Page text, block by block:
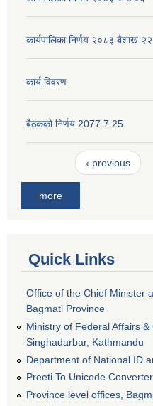
कार्यपालिका निर्णय २०८३ बैशाख २२
कार्य विवरण
बैठकको निर्णय 2077.7.25
‹ previous
more
Quick Links
Office of the Chief Minister
Bagmati Province
Ministry of Federal Affairs &
Singhadarbar, Kathmandu
Department of National ID
Preeti To Unicode Converter
Province level offices,